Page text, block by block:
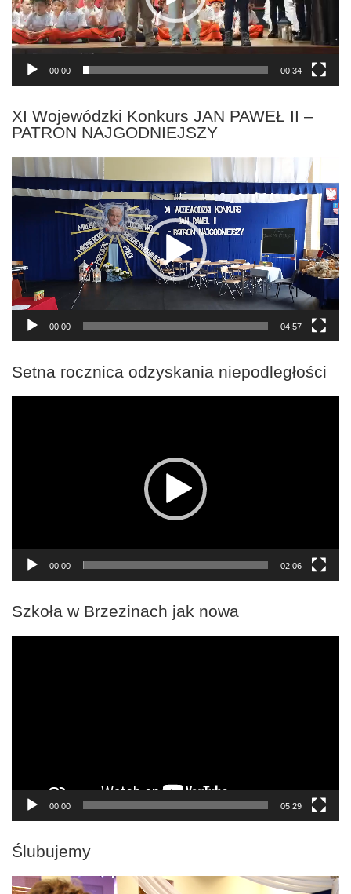
00:00 00:34
XI Wojewódzki Konkurs JAN PAWEŁ II –
PATRON NAJGODNIEJSZY
Odtwarzacz
video
00:00 04:57
Setna rocznica odzyskania niepodległości
00:00 02:06
Szkoła w Brzezinach jak nowa
00:00 05:29
Ślubujemy
Odtwarzacz